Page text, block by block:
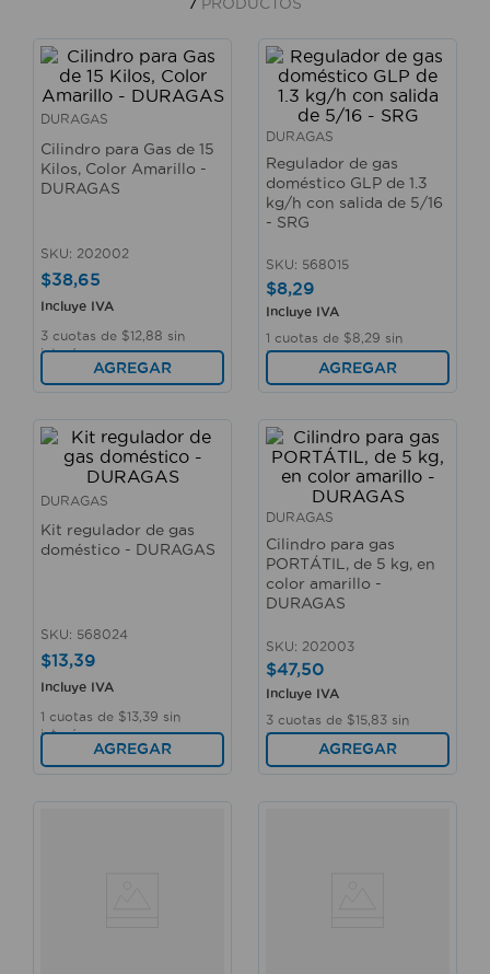
DURAGAS
Cilindro para Gas de 15
Kilos, Color Amarillo -
DURAGAS
SKU: 202002
$38,65
Incluye IVA
3 cuotas de $12 88 sin
interés
AGREGAR
DURAGAS
Regulador de gas
doméstico GLP de 1.3
kg/h con salida de 5/16
- SRG
SKU: 568015
$8,29
Incluye IVA
1 cuotas de $8 29 sin
interés
AGREGAR
DURAGAS
Kit regulador de gas
doméstico - DURAGAS
SKU: 568024
$13,39
Incluye IVA
1 cuotas de $13 39 sin
interés
AGREGAR
DURAGAS
Cilindro para gas
PORTÁTIL, de 5 kg, en
color amarillo -
DURAGAS
SKU: 202003
$47,50
Incluye IVA
3 cuotas de $15 83 sin
interés
AGREGAR